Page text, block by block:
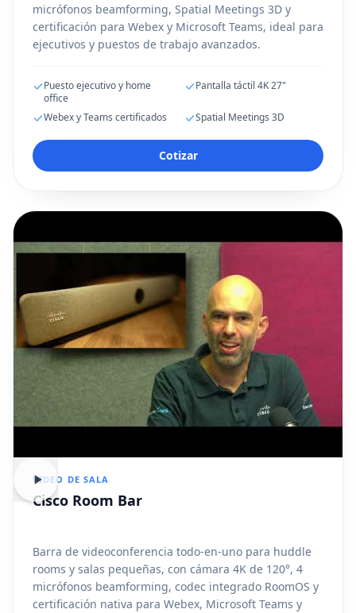
micrófonos beamforming, Spatial Meetings 3D y
certificación para Webex y Microsoft Teams, ideal para
ejecutivos y puestos de trabajo avanzados.
Puesto ejecutivo y home
office
Pantalla táctil 4K 27"
Webex y Teams certificados Spatial Meetings 3D
Cotizar
VIDEO DE SALA
Cisco Room Bar
Barra de videoconferencia todo-en-uno para huddle
rooms y salas pequeñas, con cámara 4K de 120°, 4
micrófonos beamforming, codec integrado RoomOS y
certificación nativa para Webex, Microsoft Teams y